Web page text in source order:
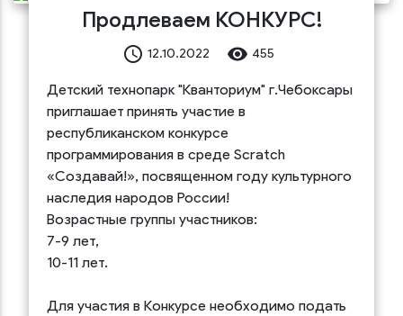
Продлеваем КОНКУРС!
access_time 12.10.2022 remove_red_eye 455
Детский технопарк "Кванториум" г.Чебоксары
приглашает принять участие в
республиканском конкурсе
программирования в среде Scratch
«Создавай!», посвященном году культурного
наследия народов России!
Возрастные группы участников:
7-9 лет,
10-11 лет.
Для участия в Конкурсе необходимо подать